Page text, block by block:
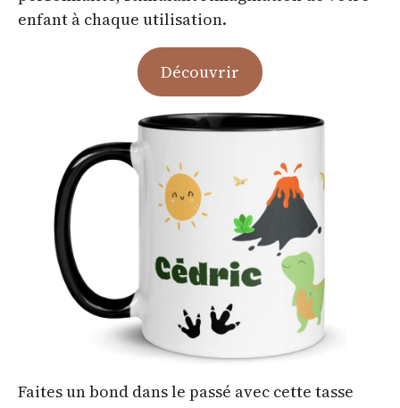
enfant à chaque utilisation.
Découvrir
Faites un bond dans le passé avec cette tasse